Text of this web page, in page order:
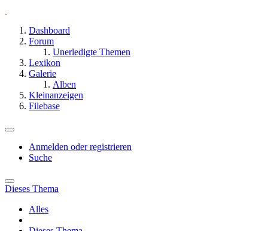
Dashboard
Forum
Unerledigte Themen
Lexikon
Galerie
Alben
Kleinanzeigen
Filebase
Anmelden oder registrieren
Suche
Dieses Thema
Alles